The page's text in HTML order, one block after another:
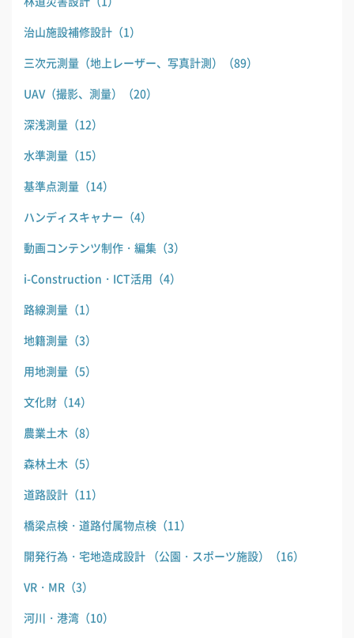
治山施設補修設計 （1）
三次元測量（地上レーザー、写真計測）
（89）
UAV（撮影、測量）
（20）
深浅測量 （12）
水準測量 （15）
基準点測量 （14）
ハンディスキャナー （4）
動画コンテンツ制作・編集 （3）
i-Construction・ICT活用 （4）
路線測量 （1）
地籍測量 （3）
用地測量 （5）
文化財 （14）
農業土木 （8）
森林土木 （5）
道路設計 （11）
橋梁点検・道路付属物点検 （11）
開発行為・宅地造成設計 （公園・スポーツ施設）
（16）
VR・MR （3）
河川・港湾 （10）